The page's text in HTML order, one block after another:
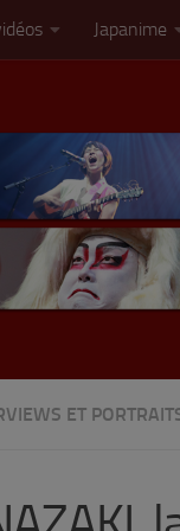
Japanime
ET